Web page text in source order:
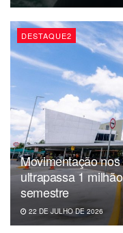
DESTAQUE2
Movimentação
ultrapassa 1
semestre
22 DE JULHO DE 2026